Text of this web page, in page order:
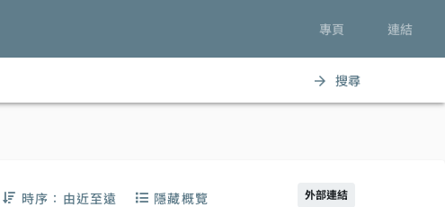
專頁 連結
arrow_forward 搜尋
時序：由近至遠 隱藏概覽 外部連結